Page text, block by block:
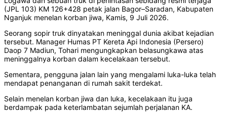
(JPL 103) KM 126+428 petak jalan Bagor–Saradan, Kabupaten
Nganjuk menelan korban jiwa, Kamis, 9 Juli 2026.
Seorang sopir truk dinyatakan meninggal dunia akibat kejadian
tersebut. Manager Humas PT Kereta Api Indonesia (Persero)
Daop 7 Madiun, Tohari mengungkapkan belasungkawa atas
meninggalnya korban dalam kecelakaan tersebut.
Sementara, pengguna jalan lain yang mengalami luka-luka telah
mendapat penanganan di rumah sakit terdekat.
Selain menelan korban jiwa dan luka, kecelakaan itu juga
berdampak pada keterlambatan sejumlah perjalanan KA.